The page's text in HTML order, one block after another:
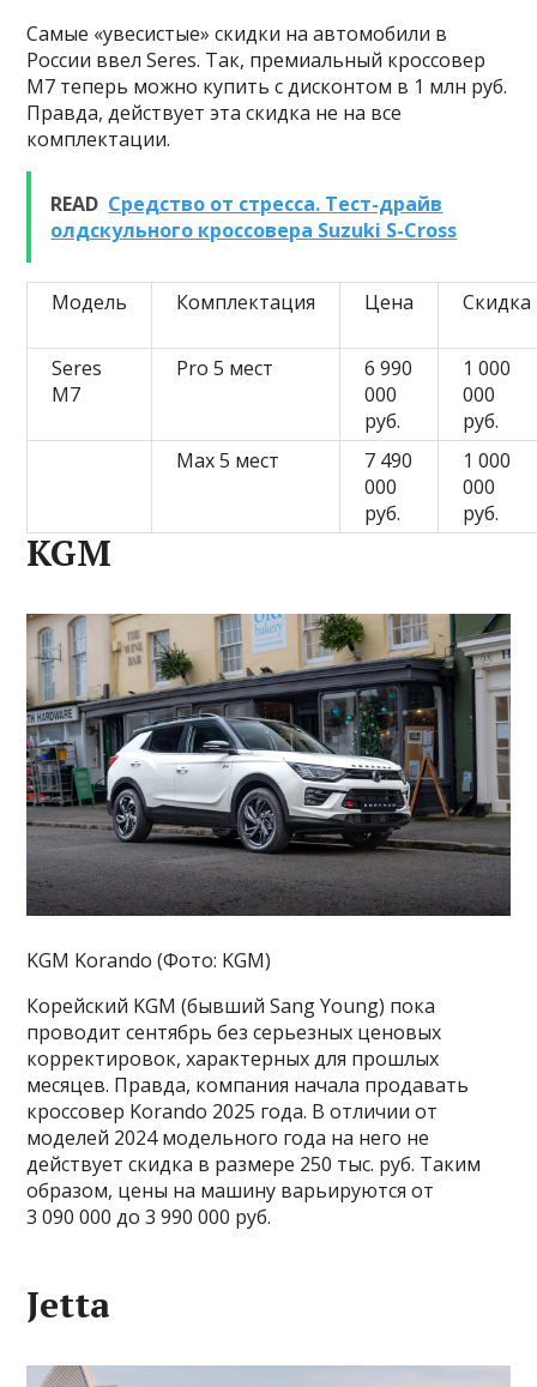
Самые «увесистые» скидки на автомобили в
России ввел Seres. Так, премиальный кроссовер
M7 теперь можно купить с дисконтом в 1 млн руб.
Правда, действует эта скидка не на все
комплектации.
READ Средство от стресса. Тест-драйв
олдскульного кроссовера Suzuki S-Cross
Модель Комплектация Цена Скидка
Seres
M7
Pro 5 мест
6 990
000
руб.
1 000
000
руб.
Max 5 мест
7 490
000
руб.
1 000
000
руб.
KGM
KGM Korando (Фото: KGM)
Корейский KGM (бывший Sang Young) пока
проводит сентябрь без серьезных ценовых
корректировок, характерных для прошлых
месяцев. Правда, компания начала продавать
кроссовер Korando 2025 года. В отличии от
моделей 2024 модельного года на него не
действует скидка в размере 250 тыс. руб. Таким
образом, цены на машину варьируются от
3 090 000 до 3 990 000 руб.
Jetta